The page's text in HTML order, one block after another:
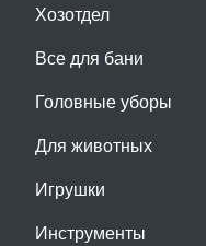
Хозотдел
Все для бани
Головные уборы
Для животных
Игрушки
Инструменты